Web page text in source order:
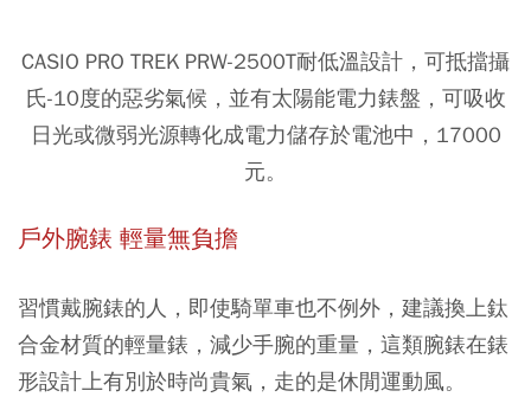
CASIO PRO TREK PRW-2500T耐低溫設計，可抵擋攝
氏-10度的惡劣氣候，並有太陽能電力錶盤，可吸收
日光或微弱光源轉化成電力儲存於電池中，17000
元。
戶外腕錶 輕量無負擔
習慣戴腕錶的人，即使騎單車也不例外，建議換上鈦
合金材質的輕量錶，減少手腕的重量，這類腕錶在錶
形設計上有別於時尚貴氣，走的是休閒運動風。